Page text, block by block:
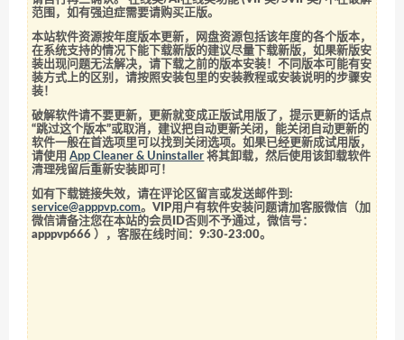
范围，如有强迫症需要请购买正版。
本站软件资源按年度版本更新，网盘资源包括该年度的各个版本，
在系统支持的情况下能下载新版的建议尽量下载新版，如果新版安
装出现问题无法解决，请下载之前的版本安装！不同版本可能有安
装方式上的区别，请按照安装包里的安装教程或安装说明的步骤安
装！
破解软件请不要更新，更新就变成正版试用版了，提示更新的话点
“跳过这个版本”或取消，建议把自动更新关闭，能关闭自动更新的
软件一般在首选项里可以找到关闭选项。如果已经更新成试用版，
请使用App Cleaner & Uninstaller 将其卸载，然后使用该卸载软件
清理残留后重新安装即可！
如有下载链接失效，请在评论区留言或发送邮件到:
service@apppvp.com。VIP用户有软件安装问题请加客服微信（加
微信请备注您在本站的会员ID否则不予通过，微信号：
apppvp666 ），客服在线时间：9:30-23:00。